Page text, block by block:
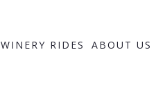
WINERY RIDES ABOUT US